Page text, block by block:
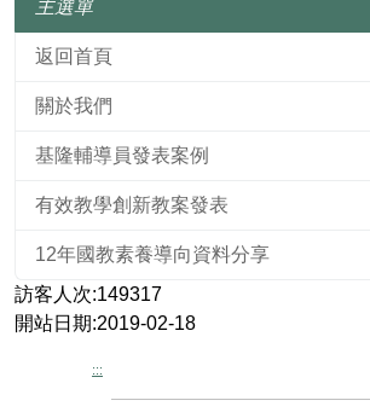
主選單
返回首頁
關於我們
基隆輔導員發表案例
有效教學創新教案發表
12年國教素養導向資料分享
訪客人次:149317
開站日期:2019-02-18
:::